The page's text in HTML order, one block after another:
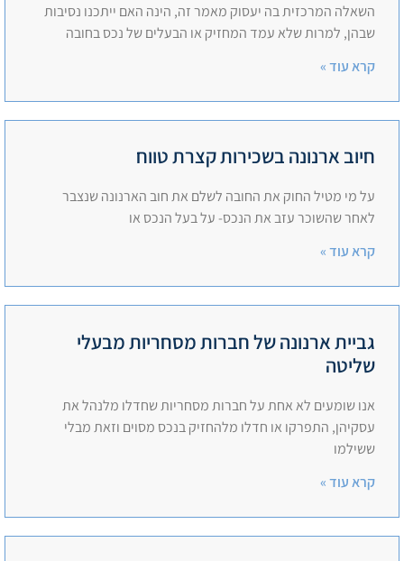
השאלה המרכזית בה יעסוק מאמר זה, הינה האם ייתכנו נסיבות
שבהן, למרות שלא עמד המחזיק או הבעלים של נכס בחובה
קרא עוד »
חיוב ארנונה בשכירות קצרת טווח
על מי מטיל החוק את החובה לשלם את חוב הארנונה שנצבר
לאחר שהשוכר עזב את הנכס- על בעל הנכס או
קרא עוד »
גביית ארנונה של חברות מסחריות מבעלי
שליטה
אנו שומעים לא אחת על חברות מסחריות שחדלו מלנהל את
עסקיהן, התפרקו או חדלו מלהחזיק בנכס מסוים וזאת מבלי
ששילמו
קרא עוד »